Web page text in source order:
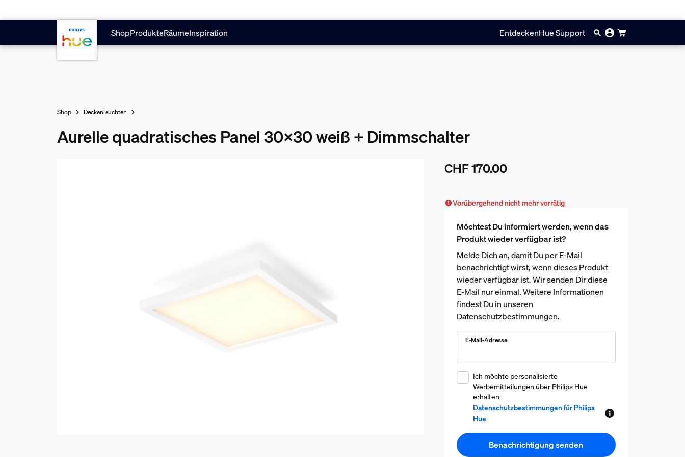
ShopProdukteRäumeInspiration EntdeckenHue Support
Shop Deckenleuchten
Aurelle quadratisches Panel 30x30 weiß + Dimmschalter
CHF 170.00
Vorübergehend nicht mehr vorrätig
Möchtest Du informiert werden, wenn das
Produkt wieder verfügbar ist?
Melde Dich an, damit Du per E-Mail
benachrichtigt wirst, wenn dieses Produkt
wieder verfügbar ist. Wir senden Dir diese
E-Mail nur einmal. Weitere Informationen
findest Du in unseren
Datenschutzbestimmungen.
E-Mail-Adresse
Ich möchte personalisierte
Werbemitteilungen über Philips Hue
erhalten
Datenschutzbestimmungen für Philips
Hue
Benachrichtigung senden